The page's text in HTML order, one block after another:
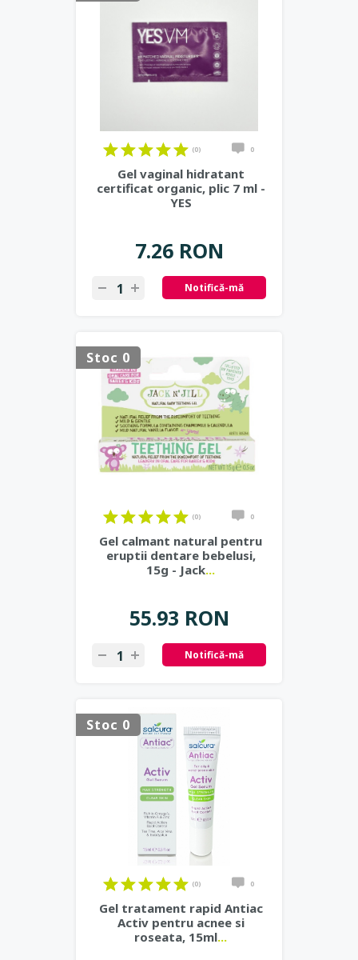
(0) 0
Gel vaginal hidratant
certificat organic, plic 7 ml -
YES
7.26 RON
Notifică-mă
Stoc 0
(0) 0
Gel calmant natural pentru
eruptii dentare bebelusi,
15g - Jack...
55.93 RON
Notifică-mă
Stoc 0
(0) 0
Gel tratament rapid Antiac
Activ pentru acnee si
roseata, 15ml...